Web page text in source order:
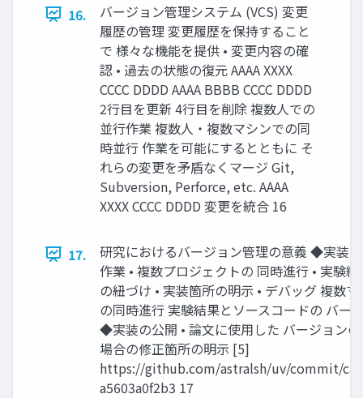
16.
バージョン管理システム (VCS) 変更
履歴の管理 変更履歴を保持すること
で 様々な機能を提供 • 変更内容の確
認 • 過去の状態の復元 AAAA XXXX
CCCC DDDD AAAA BBBB CCCC DDDD
2行目を更新 4行目を削除 複数人での
並行作業 複数人・複数マシンでの同
時並行 作業を可能にするとともに そ
れらの変更を矛盾なくマージ Git,
Subversion, Perforce, etc. AAAA
XXXX CCCC DDDD 変更を統合 16
17.
研究におけるバージョン管理の意義 ◆実装
作業 • 複数プロジェクトの 同時進行 • 実験
の紐づけ • 実装箇所の明示 • デバッグ 複数
の同時進行 実験結果とソースコードの バー
◆実装の公開 • 論文に使用した バージョン
場合の修正箇所の明示 [5]
https://github.com/astralsh/uv/commit/
a5603a0f2b3 17